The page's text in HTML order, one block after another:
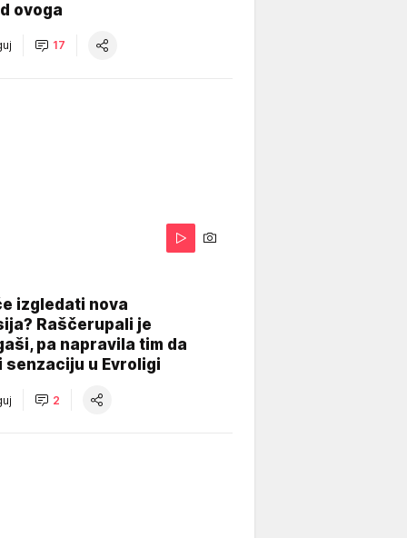
ovoga
17
izgledati nova
Raščerupali je
pa napravila tim da
senzaciju u Evroligi
2